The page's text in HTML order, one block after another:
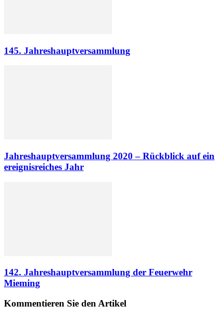
145. Jahreshauptversammlung
Jahreshauptversammlung 2020 – Rückblick auf ein
ereignisreiches Jahr
142. Jahreshauptversammlung der Feuerwehr
Mieming
Kommentieren Sie den Artikel